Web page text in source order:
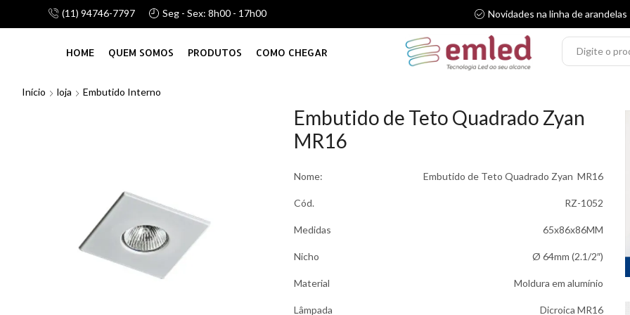
(11) 94746-7797 Seg - Sex: 8h00 - 17h00
com linha de atacado e vareju, consulte-nos! Novidades na linha de arandelas
HOME QUEM SOMOS PRODUTOS COMO CHEGAR
Início
loja Embutido Interno
Embutido de Teto Quadrado Zyan
MR16
Nome: Embutido de Teto Quadrado Zyan MR16
Cód. RZ-1052
Medidas 65x86x86MM
Nicho Ø 64mm (2.1/2″)
Material Moldura em alumínio
Lâmpada Dicroica MR16